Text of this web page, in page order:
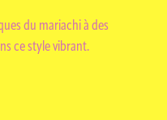
du mariachi à des
ce style vibrant.